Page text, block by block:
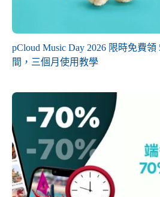
pCloud Music Day 2026 限時免費領
間，三個月使用教學